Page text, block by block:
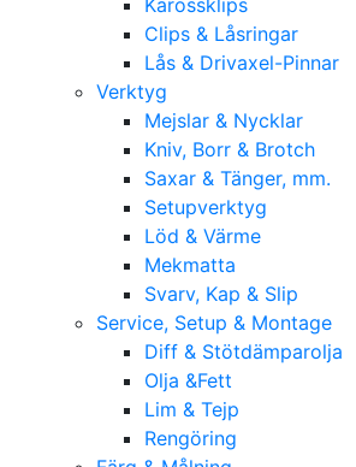
Clips & Låsringar
Lås & Drivaxel-Pinnar
Verktyg
Mejslar & Nycklar
Kniv, Borr & Brotch
Saxar & Tänger, mm.
Setupverktyg
Löd & Värme
Mekmatta
Svarv, Kap & Slip
Service, Setup & Montage
Diff & Stötdämparolja
Olja &Fett
Lim & Tejp
Rengöring